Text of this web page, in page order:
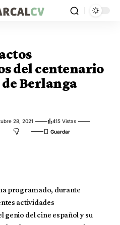
del centenario
Berlanga
28, 2021
415 Vistas
programado, durante
actividades
genio del cine español y su